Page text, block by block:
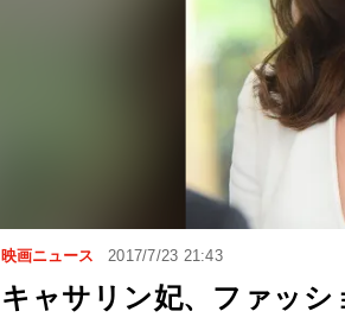
映画ニュース 2017/7/23 21:43
キャサリン妃、ファッ